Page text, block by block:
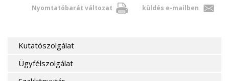
Nyomtatóbarát változat küldés e-mailben
Kutatószolgálat
Ügyfélszolgálat